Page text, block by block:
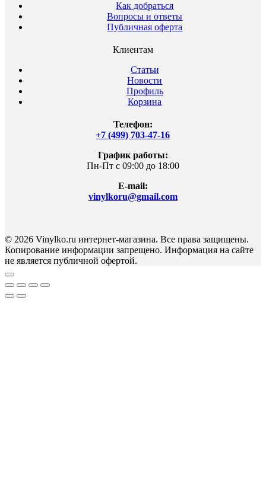
Как добраться
Вопросы и ответы
Публичная оферта
Клиентам
Статьи
Новости
Профиль
Корзина
Телефон:
+7 (499) 703-47-16
График работы:
Пн-Пт с 09:00 до 18:00
E-mail:
vinylkoru@gmail.com
© 2026 Vinylko.ru интернет-магазина. Все права защищены.
Копирование информации запрещено. Информация на сайте
не является публичной офертой.